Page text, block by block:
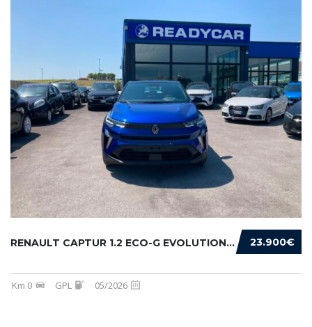
23.900€
RENAULT CAPTUR 1.2 ECO-G EVOLUTION 120CV
Km 0 GPL 05/2026